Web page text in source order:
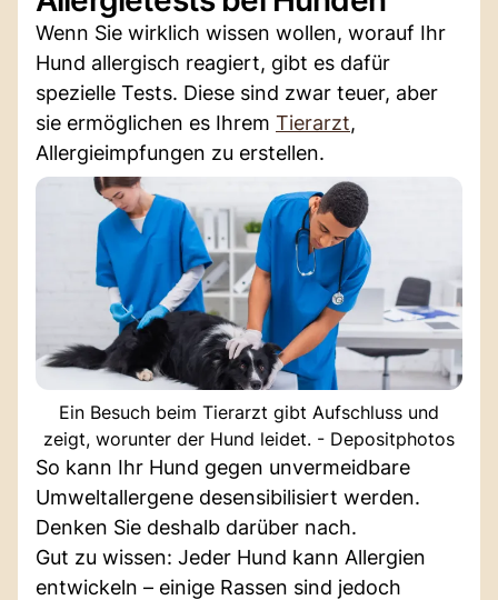
Wenn Sie wirklich wissen wollen, worauf Ihr
Hund allergisch reagiert, gibt es dafür
spezielle Tests. Diese sind zwar teuer, aber
sie ermöglichen es Ihrem Tierarzt,
Allergieimpfungen zu erstellen.
Ein Besuch beim Tierarzt gibt Aufschluss und
zeigt, worunter der Hund leidet. - Depositphotos
So kann Ihr Hund gegen unvermeidbare
Umweltallergene desensibilisiert werden.
Denken Sie deshalb darüber nach.
Gut zu wissen: Jeder Hund kann Allergien
entwickeln – einige Rassen sind jedoch